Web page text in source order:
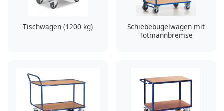
Tischwagen (1200 kg)
Schiebebügelwagen mit
Totmannbremse